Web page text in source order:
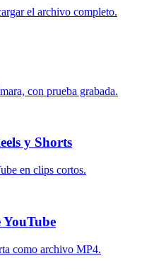
el archivo completo.
con prueba grabada.
y Shorts
en clips cortos.
como archivo MP4.